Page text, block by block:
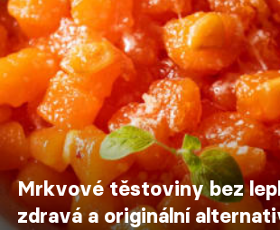
Mrkvové těstoviny bez
zdravá a originální